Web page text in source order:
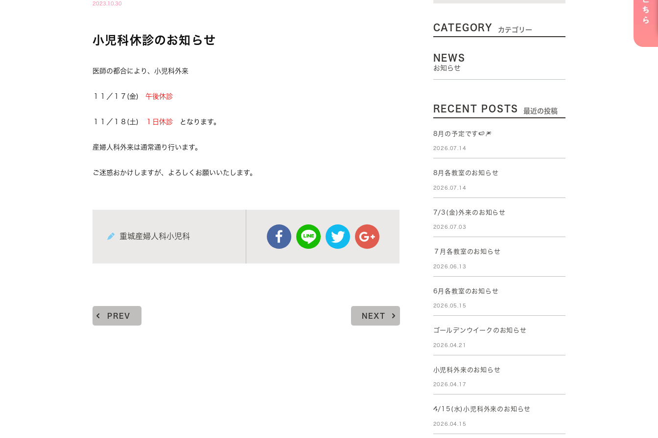
2023.10.30
小児科休診のお知らせ
医師の都合により、小児科外来
１１／１７(金) 午後休診
１１／１８(土) １日休診 となります。
産婦人科外来は通常通り行います。
ご迷惑おかけしますが、よろしくお願いいたします。
重城産婦人科小児科
PREV NEXT
CATEGORY カテゴリー
NEWS
お知らせ
RECENT POSTS 最近の投稿
8月の予定です🍉🎆
2026.07.14
8月各教室のお知らせ
2026.07.14
7/3(金)外来のお知らせ
2026.07.03
７月各教室のお知らせ
2026.06.13
6月各教室のお知らせ
2026.05.15
ゴールデンウイークのお知らせ
2026.04.21
小児科外来のお知らせ
2026.04.17
4/15(水)小児科外来のお知らせ
2026.04.15